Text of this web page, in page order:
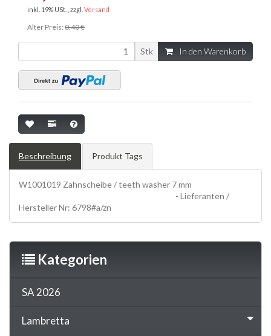
inkl. 19% USt. , zzgl. Versand
Alter Preis: 0,40 €
Stk In den Warenkorb
Beschreibung Produkt Tags
W1001019 Zahnscheibe / teeth washer 7 mm
- Lieferanten /
Hersteller Nr: 6798#a/zn
Kategorien
SA 2026
Lambretta